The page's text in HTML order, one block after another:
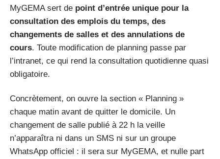
MyGEMA sert de point d’entrée unique pour la
consultation des emplois du temps, des
changements de salles et des annulations de
cours. Toute modification de planning passe par
l’intranet, ce qui rend la consultation quotidienne quasi
obligatoire.
Concrètement, on ouvre la section « Planning »
chaque matin avant de quitter le domicile. Un
changement de salle publié à 22 h la veille
n’apparaîtra ni dans un SMS ni sur un groupe
WhatsApp officiel : il sera sur MyGEMA, et nulle part